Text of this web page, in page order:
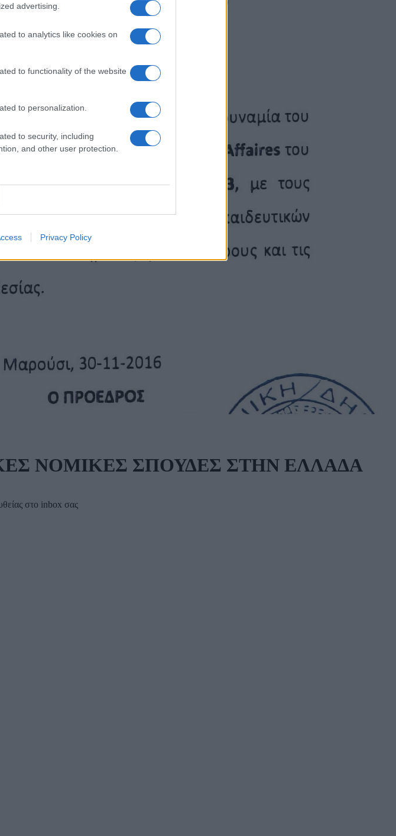
advertising.
to analytics like cookies on
to functionality of the website
to personalization.
to security, including
and other user protection.
Privacy Policy
ΝΟΜΙΚΕΣ ΣΠΟΥΔΕΣ ΣΤΗΝ ΕΛΛΑΔΑ
στο inbox σας